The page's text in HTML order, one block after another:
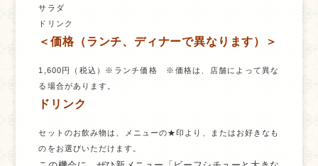
サラダ
ドリンク
＜価格（ランチ、ディナーで異なります）＞
1,600円（税込）※ランチ価格 ※価格は、店舗によって異な
る場合があります。
ドリンク
セットのお飲み物は、メニューの★印より、またはお好きなも
のをお選びいただけます。